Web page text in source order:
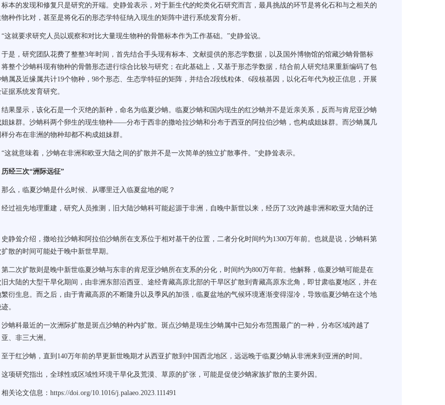
的发现和修复只是研究的开端。史静耸表示，对于新生代的蛇类化石研究而言，最具挑战的环节是将化石和与之相关的
物种作比对，甚至是将化石的形态学特征纳入现生的矩阵中进行系统发育分析。
要求研究人员以观察和对比大量现生物种的骨骼标本作为工作基础。”史静耸说。
，研究团队花费了整整3年时间，首先结合手头现有标本、文献提供的形态学数据，以及国外博物馆的馆藏沙蚺骨骼标
将整个沙蚺科现有物种的骨骼形态进行综合比较与研究；在此基础上，又基于形态学数据，结合前人研究结果重新编码了包
蚺属及近缘属共计19个物种，98个形态、生态学特征的矩阵，并结合2段线粒体、6段核基因，以化石年代为校正信息，开展
据系统发育研究。
显示，该化石是一个灭绝的新种，命名为临夏沙蚺。临夏沙蚺和国内现生的红沙蚺并不是近亲关系，反而与肯尼亚沙蚺
姐妹群。沙蚺科两个卵生的现生物种——分布于西非的撒哈拉沙蚺和分布于西亚的阿拉伯沙蚺，也构成姐妹群。而沙蚺属几
分布在非洲的物种却都不构成姐妹群。
意味着，沙蚺在非洲和欧亚大陆之间的扩散并不是一次简单的独立扩散事件。”史静耸表示。
历经三次“洲际远征”
，临夏沙蚺是什么时候、从哪里迁入临夏盆地的呢？
祖先地理重建，研究人员推测，旧大陆沙蚺科可能起源于非洲，自晚中新世以来，经历了3次跨越非洲和欧亚大陆的迁
耸介绍，撒哈拉沙蚺和阿拉伯沙蚺所在支系位于相对基干的位置，二者分化时间约为1300万年前。也就是说，沙蚺科第
散的时间可能处于晚中新世早期。
次扩散则是晚中新世临夏沙蚺与东非的肯尼亚沙蚺所在支系的分化，时间约为800万年前。他解释，临夏沙蚺可能是在
旧大陆的大型干旱化期间，由非洲东部沿西亚、途经青藏高原北部的干旱区扩散到青藏高原东北角，即甘肃临夏地区，并在
繁衍生息。而之后，由于青藏高原的不断隆升以及季风的加强，临夏盆地的气候环境逐渐变得湿冷，导致临夏沙蚺在这个地
。
科最近的一次洲际扩散是斑点沙蚺的种内扩散。斑点沙蚺是现生沙蚺属中已知分布范围最广的一种，分布区域跨越了
、非三大洲。
红沙蚺，直到140万年前的早更新世晚期才从西亚扩散到中国西北地区，远远晚于临夏沙蚺从非洲来到亚洲的时间。
研究指出，全球性或区域性环境干旱化及荒漠、草原的扩张，可能是促使沙蚺家族扩散的主要外因。
论文信息：https://doi.org/10.1016/j.palaeo.2023.111491